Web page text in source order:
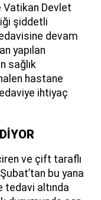
Vatikan Devlet
şiddetli
devam
yapılan
sağlık
hastane
ihtiyaç
ve çift taraflı
bu yana
tedavi altında